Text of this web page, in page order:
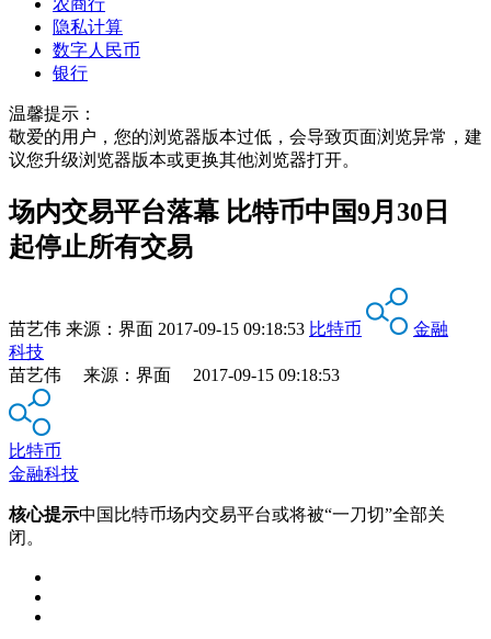
隐私计算
数字人民币
银行
温馨提示：
敬爱的用户，您的浏览器版本过低，会导致页面浏览异常，建
议您升级浏览器版本或更换其他浏览器打开。
场内交易平台落幕 比特币中国9月30日
起停止所有交易
苗艺伟 来源： 界面 2017-09-15 09:18:53 比特币
金融
科技
苗艺伟 来源：界面 2017-09-15 09:18:53
比特币
金融科技
核心提示中国比特币场内交易平台或将被“一刀切”全部关
闭。